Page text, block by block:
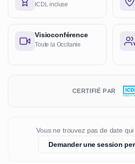
ICDL incluse
Visioconférence
Toute la Occitanie
CERTIFIÉ PAR
Vous ne trouvez pas de date
Demander une session